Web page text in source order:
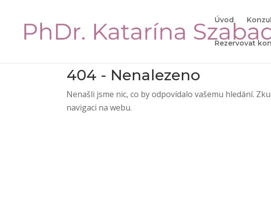
Úvod
Rezervovat
404 - Nenalezeno
Nenašli jsme nic, co by odpovídalo vašemu hledání.
navigaci na webu.